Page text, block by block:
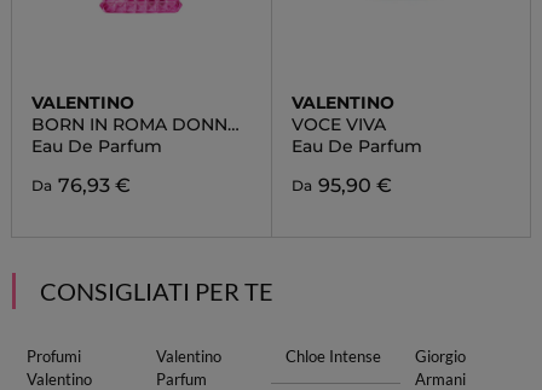
VALENTINO
BORN IN ROMA DONNA
EXTRADOSE
Eau De Parfum
Da 76,93 €
VALENTINO
VOCE VIVA
Eau De Parfum
Da 95,90 €
CONSIGLIATI PER TE
Profumi
Valentino
Valentino
Parfum
Chloe Intense
Giorgio
Armani